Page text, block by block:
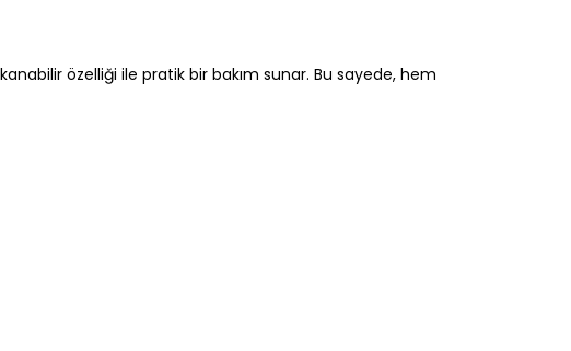
özelliği ile pratik bir bakım sunar. Bu sayede, hem